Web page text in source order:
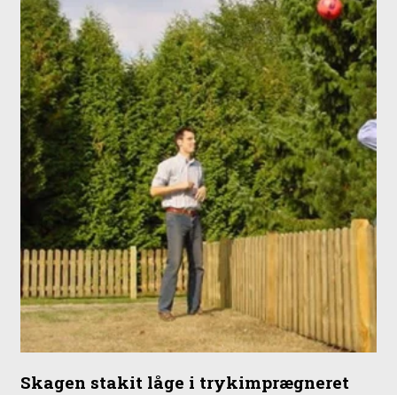
Skagen stakit låge i trykimprægneret